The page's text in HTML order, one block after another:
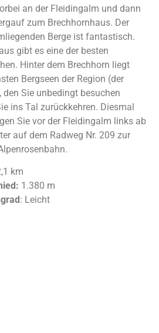
an der Fleidingalm und dann
zum Brechhornhaus. Der
Berge ist fantastisch.
gibt es eine der besten
Hinter dem Brechhorn liegt
Bergseen der Region (der
den Sie unbedingt besuchen
ins Tal zurückkehren. Diesmal
Sie vor der Fleidingalm links ab
auf dem Radweg Nr. 209 zur
km
1.380 m
: Leicht